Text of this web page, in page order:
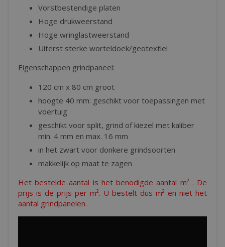
Vorstbestendige platen
Hoge drukweerstand
Hoge wringlastweerstand
Uiterst sterke worteldoek/geotextiel
Eigenschappen grindpaneel:
120 cm x 80 cm groot
hoogte 40 mm: geschikt voor toepassingen met
voertuig
geschikt voor split, grind of kiezel met kaliber
min. 4 mm en max. 16 mm
in het zwart voor donkere grindsoorten
makkelijk op maat te zagen
Het bestelde aantal is het benodigde aantal m² . De
prijs is de prijs per m². U bestelt dus m² en niet het
aantal grindpanelen.